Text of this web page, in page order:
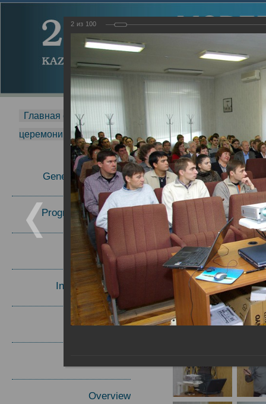
Главная страница - 2014 - Международная
церемонии вручения премии Zavoisky Award - 2008 г.
General Information
Program Committee
Topics
Invited Speakers
Materials
Overview
Report
2008 г.
2 из 100